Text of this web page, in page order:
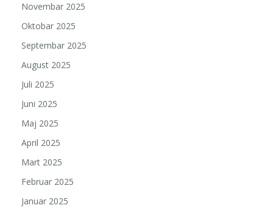
Novembar 2025
Oktobar 2025
Septembar 2025
August 2025
Juli 2025
Juni 2025
Maj 2025
April 2025
Mart 2025
Februar 2025
Januar 2025